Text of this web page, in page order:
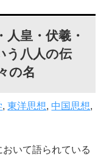
皇・伏羲・
う八人の伝
の名
,東洋思想, 中国思想,
いて語られている